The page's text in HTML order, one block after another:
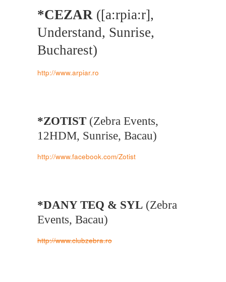
*CEZAR ([a:rpia:r],
Understand, Sunrise,
Bucharest)
http://www.arpiar.ro
*ZOTIST (Zebra Events,
12HDM, Sunrise, Bacau)
http://www.facebook.com/Zotist
*DANY TEQ & SYL (Zebra
Events, Bacau)
http://www.clubzebra.ro